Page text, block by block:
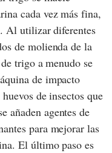
cada vez más fina,
Al utilizar diferentes
de molienda de la
trigo a menudo se
de impacto
de insectos que
añaden agentes de
para mejorar las
El último paso es